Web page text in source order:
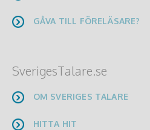
GÅVA TILL FÖRELÄSARE?
SverigesTalare.se
OM SVERIGES TALARE
HITTA HIT